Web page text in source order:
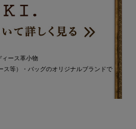
ース革小物
ス等）・バッグのオリジナルブランドで